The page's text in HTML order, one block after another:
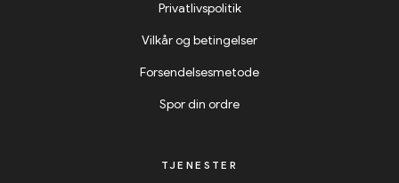
Privatlivspolitik
Vilkår og betingelser
Forsendelsesmetode
Spor din ordre
TJENESTER